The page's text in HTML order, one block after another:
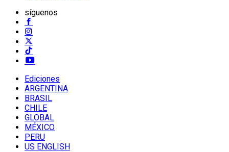
síguenos
Ediciones
ARGENTINA
BRASIL
CHILE
GLOBAL
MÉXICO
PERU
US ENGLISH